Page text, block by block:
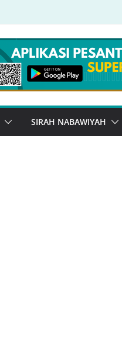
SIRAH NABAWIYAH